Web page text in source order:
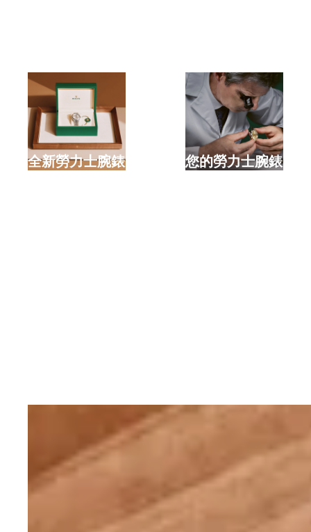
選購全新勞力士腕錶 檢修您的勞力士腕錶